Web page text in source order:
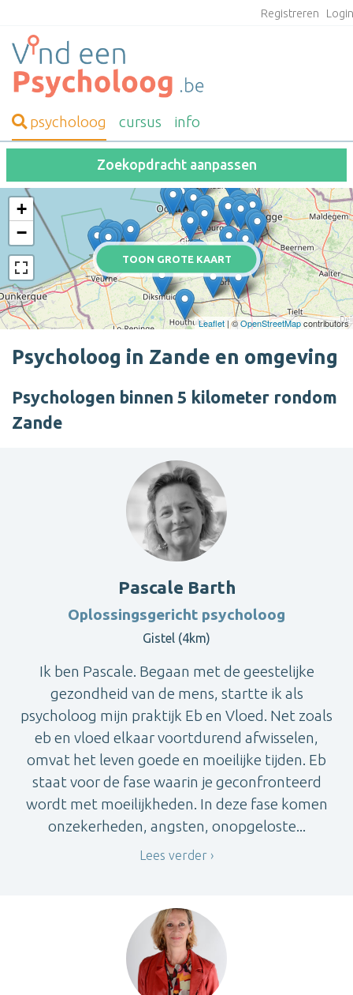
Registreren
psycholoog cursus info
Zoekopdracht aanpassen
TOON GROTE KAART
+
−
Leaflet | ©OpenStreetMapcontributors
Psycholoog in Zande en omgeving
Psychologen binnen 5 kilometer rondom
Zande
Pascale Barth
Oplossingsgericht psycholoog
Gistel (4km)
Ik ben Pascale. Begaan met de geestelijke
gezondheid van de mens, startte ik als
psycholoog mijn praktijk Eb en Vloed. Net zoals
eb en vloed elkaar voortdurend afwisselen,
omvat het leven goede en moeilijke tijden. Eb
staat voor de fase waarin je geconfronteerd
wordt met moeilijkheden. In deze fase komen
onzekerheden, angsten, onopgeloste...
Lees verder